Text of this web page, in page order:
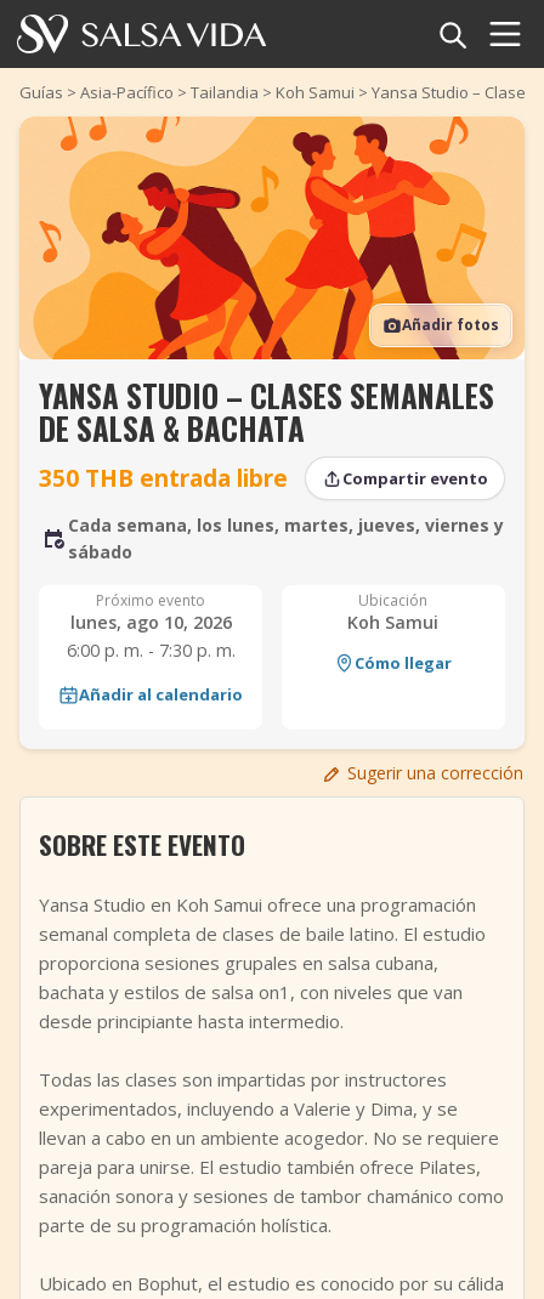
Inicio
Eventos
Noticias
Artículos
Videos
Glosario
TuneTempo
Guías > Asia-Pacífico > Tailandia > Koh Samui > Yansa Studio – Clases
Añadir fotos
YANSA STUDIO – CLASES SEMANALES
DE SALSA & BACHATA
350 THB entrada libre Compartir evento
Cada semana, los lunes, martes, jueves, viernes y
sábado
Próximo evento
lunes, ago 10, 2026
6:00 p. m. - 7:30 p. m.
Añadir al calendario
Ubicación
Koh Samui
Cómo llegar
Sugerir una corrección
SOBRE ESTE EVENTO
Yansa Studio en Koh Samui ofrece una programación
semanal completa de clases de baile latino. El estudio
proporciona sesiones grupales en salsa cubana,
bachata y estilos de salsa on1, con niveles que van
desde principiante hasta intermedio.
Todas las clases son impartidas por instructores
experimentados, incluyendo a Valerie y Dima, y se
llevan a cabo en un ambiente acogedor. No se requiere
pareja para unirse. El estudio también ofrece Pilates,
sanación sonora y sesiones de tambor chamánico como
parte de su programación holística.
Ubicado en Bophut, el estudio es conocido por su cálida